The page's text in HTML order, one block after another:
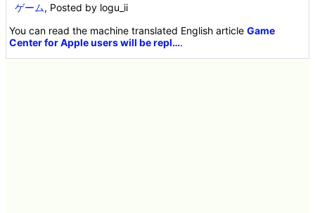
ゲーム, Posted by logu_ii
You can read the machine translated English articleGame
Center for Apple users will be repl….